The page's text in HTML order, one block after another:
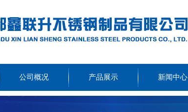
公司概况 产品展示 新闻中心